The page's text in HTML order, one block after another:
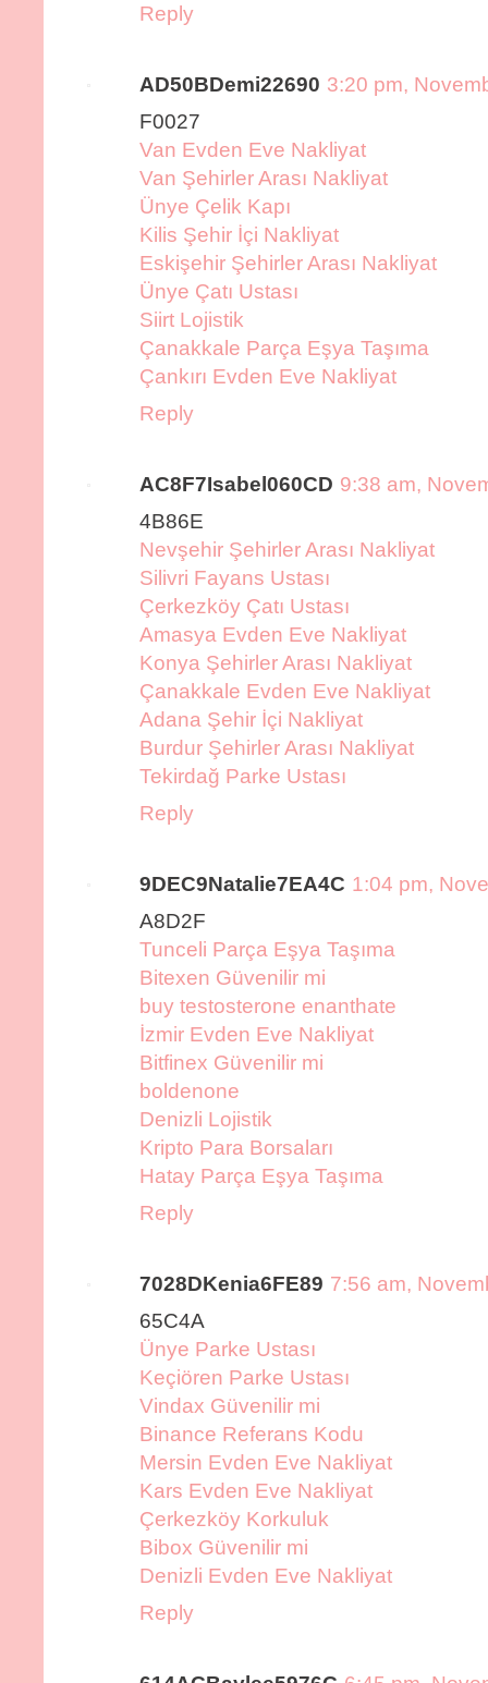
Reply
AD50BDemi22690 3:20 pm,
F0027
Van Evden Eve Nakliyat
Van Şehirler Arası Nakliyat
Ünye Çelik Kapı
Kilis Şehir İçi Nakliyat
Eskişehir Şehirler Arası Nakliyat
Ünye Çatı Ustası
Siirt Lojistik
Çanakkale Parça Eşya Taşıma
Çankırı Evden Eve Nakliyat
Reply
AC8F7Isabel060CD 9:38 am,
4B86E
Nevşehir Şehirler Arası Nakliyat
Silivri Fayans Ustası
Çerkezköy Çatı Ustası
Amasya Evden Eve Nakliyat
Konya Şehirler Arası Nakliyat
Çanakkale Evden Eve Nakliyat
Adana Şehir İçi Nakliyat
Burdur Şehirler Arası Nakliyat
Tekirdağ Parke Ustası
Reply
9DEC9Natalie7EA4C 1:04 pm,
A8D2F
Tunceli Parça Eşya Taşıma
Bitexen Güvenilir mi
buy testosterone enanthate
İzmir Evden Eve Nakliyat
Bitfinex Güvenilir mi
boldenone
Denizli Lojistik
Kripto Para Borsaları
Hatay Parça Eşya Taşıma
Reply
7028DKenia6FE89 7:56 am,
65C4A
Ünye Parke Ustası
Keçiören Parke Ustası
Vindax Güvenilir mi
Binance Referans Kodu
Mersin Evden Eve Nakliyat
Kars Evden Eve Nakliyat
Çerkezköy Korkuluk
Bibox Güvenilir mi
Denizli Evden Eve Nakliyat
Reply